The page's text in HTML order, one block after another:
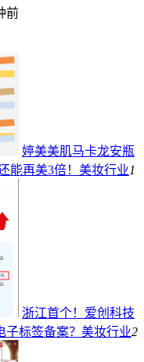
前
婷美美肌马卡龙安瓶
能再美3倍！ 美妆行业1
浙江首个！爱创科技
标签备案？ 美妆行业2